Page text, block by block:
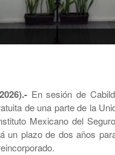
En sesión de
de una parte de la
Mexicano del
un plazo de dos años